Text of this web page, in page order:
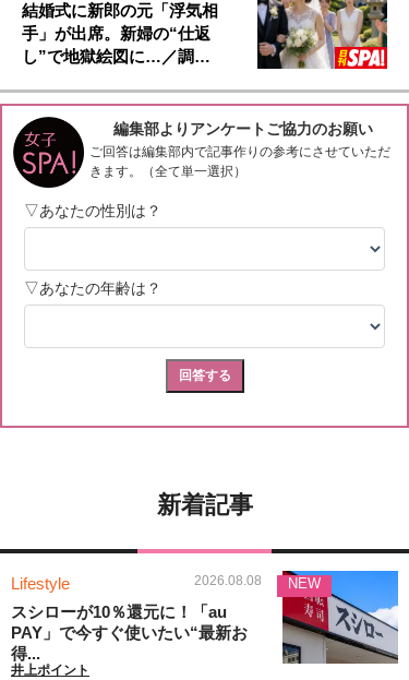
結婚式に新郎の元「浮気相
手」が出席。新婦の“仕返
し”で地獄絵図に…／調…
新着記事
Lifestyle 2026.08.08
スシローが10％還元に！「au
PAY」で今すぐ使いたい“最新お
得...
井上ポイント
NEW